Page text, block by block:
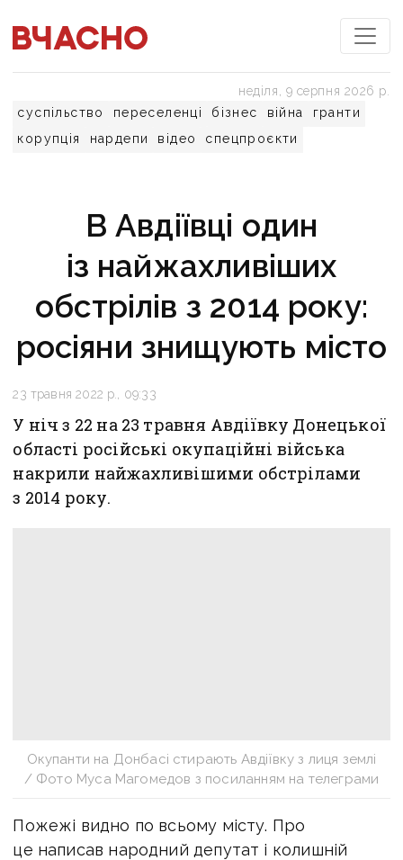
суспільство переселенці бізнес війна
гранти
корупція
нардепи відео спецпроєкти
неділя, 9 серпня 2026 р.
В Авдіївці один
із найжахливіших
обстрілів з 2014 року:
росіяни знищують місто
23 травня 2022 р., 09:33
У ніч з 22 на 23 травня Авдіївку Донецької
області російські окупаційні війська
накрили найжахливішими обстрілами
з 2014 року.
Окупанти на Донбасі стирають Авдіївку з лиця землі
/ Фото Муса Магомедов з посиланням на телеграми
Пожежі видно по всьому місту. Про
це написав народний депутат і колишній